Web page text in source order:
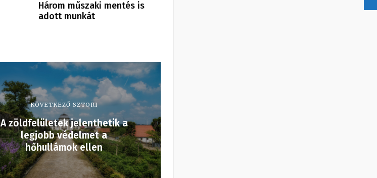
Három műszaki mentés is
adott munkát
KÖVETKEZŐ SZTORI
A zöldfelületek jelenthetik a
legjobb védelmet a
hőhullámok ellen